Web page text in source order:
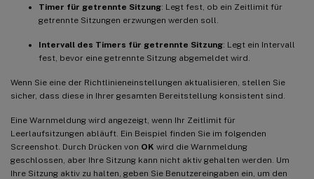
Timer für getrennte Sitzung: Legt fest, ob ein Zeitlimit für
getrennte Sitzungen erzwungen werden soll.
Intervall des Timers für getrennte Sitzung: Legt ein Intervall
fest, bevor eine getrennte Sitzung abgemeldet wird.
Wenn Sie eine der Richtlinieneinstellungen aktualisieren, stellen Sie
sicher, dass diese in Ihrer gesamten Bereitstellung konsistent sind.
Eine Warnmeldung wird angezeigt, wenn Ihr Zeitlimit für
Leerlaufsitzungen abläuft. Ein Beispiel finden Sie im folgenden
Screenshot. Durch Drücken von OK wird die Warnmeldung
geschlossen, aber Ihre Sitzung kann nicht aktiv gehalten werden. Um
Ihre Sitzung aktiv zu halten, geben Sie Benutzereingaben ein, um den